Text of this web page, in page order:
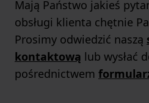
Mają Państwo jakieś
obsługi klienta chętnie
Prosimy odwiedzić naszą
kontaktową lub wysłać
pośrednictwem